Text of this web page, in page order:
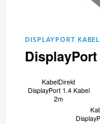
DISPLAYPORT KABEL
KabelDirekt
DisplayPort 1.4 Kabel
2m